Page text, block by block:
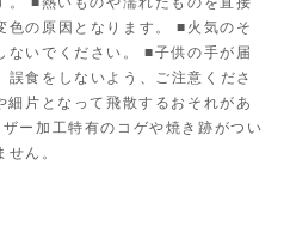
色の原因となります。 ■火気のそ
ないでください。 ■子供の手が届
食をしないよう、ご注意くださ
片となって飛散するおそれがあ
ー加工特有のコゲや焼き跡がつい
ん。